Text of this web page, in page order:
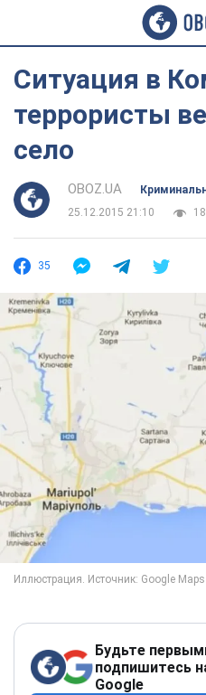
Ситуация в
террористы
село
OBOZ.UA
25.12.2015 21:10
35
Будьте
подпишитесь
Google